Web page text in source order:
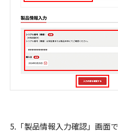
5.「製品情報入力確認」画面